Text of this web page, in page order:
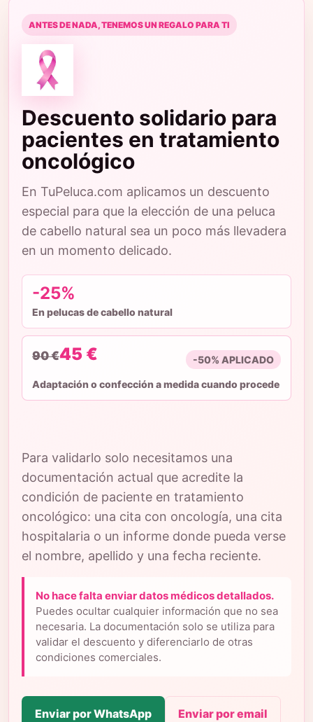
ANTES DE NADA, TENEMOS UN REGALO PARA TI
Descuento solidario para
pacientes en tratamiento
oncológico
En TuPeluca.com aplicamos un descuento
especial para que la elección de una peluca
de cabello natural sea un poco más llevadera
en un momento delicado.
-25%
En pelucas de cabello natural
90 €45 € -50% APLICADO
Adaptación o confección a medida cuando procede
Para validarlo solo necesitamos una
documentación actual que acredite la
condición de paciente en tratamiento
oncológico: una cita con oncología, una cita
hospitalaria o un informe donde pueda verse
el nombre, apellido y una fecha reciente.
No hace falta enviar datos médicos detallados.
Puedes ocultar cualquier información que no sea
necesaria. La documentación solo se utiliza para
validar el descuento y diferenciarlo de otras
condiciones comerciales.
Enviar por WhatsApp Enviar por email